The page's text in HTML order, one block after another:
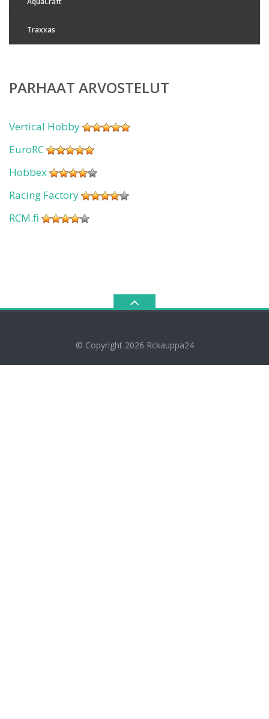
Traxxas
PARHAAT ARVOSTELUT
Vertical Hobby
EuroRC
Hobbex
Racing Factory
RCM.fi
© Copyright 2026 Rckauppa24